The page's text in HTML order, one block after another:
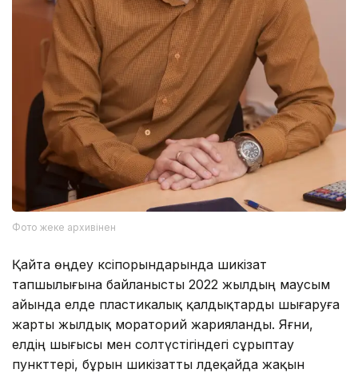
Фото жеке архивінен
Қайта өңдеу кәсіпорындарында шикізат
тапшылығына байланысты 2022 жылдың маусым
айында елде пластикалық қалдықтарды шығаруға
жарты жылдық мораторий жарияланды. Яғни,
елдің шығысы мен солтүстігіндегі сұрыптау
пункттері, бұрын шикізатты әлдеқайда жақын